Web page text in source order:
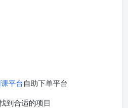
平台自助下单平台
到合适的项目